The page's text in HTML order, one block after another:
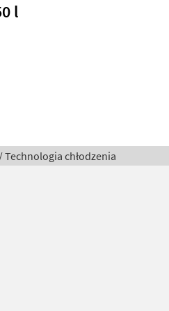
l
chłodzenia